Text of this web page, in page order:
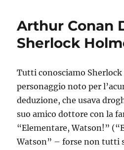
Arthur Conan
Sherlock
Tutti conosciamo
personaggio noto per
deduzione, che usava
suo amico dottore con la
“Elementare, Watson!”
Watson” – forse non tutti